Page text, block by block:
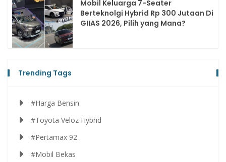
Mobil Keluarga 7-Seater
Berteknolgi Hybrid Rp 300 Jutaan Di
GIIAS 2026, Pilih yang Mana?
Trending Tags
#Harga Bensin
#Toyota Veloz Hybrid
#Pertamax 92
#Mobil Bekas